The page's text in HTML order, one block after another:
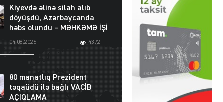
Kiyevdə əlinə silah alıb
döyüşdü, Azərbaycanda
həbs olundu – MƏHKƏMƏ İŞİ
04.08.2026 4372
80 manatlıq Prezident
təqaüdü ilə bağlı VACİB
AÇIQLAMA